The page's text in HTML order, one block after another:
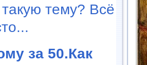
тему? Всё
за 50.Как